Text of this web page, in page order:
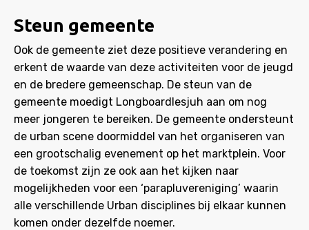
Steun gemeente
Ook de gemeente ziet deze positieve verandering en
erkent de waarde van deze activiteiten voor de jeugd
en de bredere gemeenschap. De steun van de
gemeente moedigt Longboardlesjuh aan om nog
meer jongeren te bereiken. De gemeente ondersteunt
de urban scene doormiddel van het organiseren van
een grootschalig evenement op het marktplein. Voor
de toekomst zijn ze ook aan het kijken naar
mogelijkheden voor een ‘parapluvereniging’ waarin
alle verschillende Urban disciplines bij elkaar kunnen
komen onder dezelfde noemer.